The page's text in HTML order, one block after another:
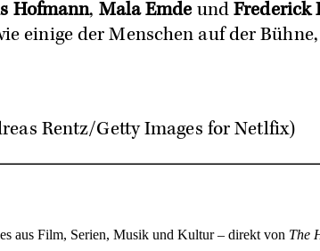
Hofmann, Mala Emde undFrederick
einige der Menschen auf der
Rentz/Getty Images for Netlfix)
aus Film, Serien, Musik und Kultur – direkt von The